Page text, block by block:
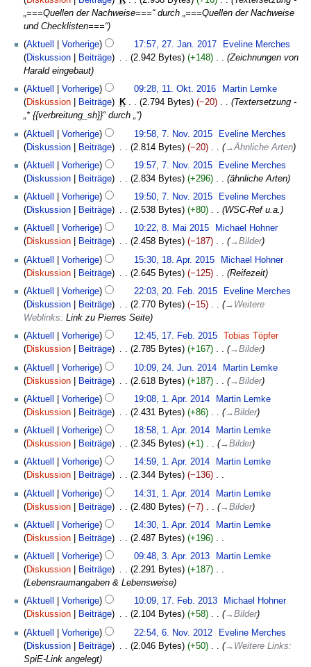
b
e
t
u
n
g
s
z
u
s
m
m
e
n
f
a
s
s
u
n
g
„===Quellen der Nachweise===“ durch „===Quellen der Nachweise
und Checklisten===“
Januar
2017
Aktuell Vorherige 17:57, 27. Jan. 2017
Eveline Merches
Diskussion
Beiträge 2.942 Bytes +148 ‎
Zeichnungen von
Harald eingebaut
11.
Oktober
2016
Aktuell Vorherige 09:28, 11. Okt. 2016
Martin Lemke
Diskussion
Beiträge K 2.794 Bytes −20 ‎
Textersetzung -
„* {{verbreitung_sh}}“ durch „“
November
Aktuell Vorherige 19:58, 7. Nov. 2015
Eveline Merches
Diskussion
Beiträge 2.814 Bytes −20 ‎ →Ähnliche Arten
Aktuell
Vorherige 19:57, 7. Nov. 2015
Eveline Merches
Diskussion
Beiträge 2.834 Bytes +296 ‎
ähnliche Arten
Aktuell
Vorherige 19:50, 7. Nov. 2015
Eveline Merches
Diskussion
Beiträge 2.538 Bytes +80 ‎ WSC-Ref u.a.
8.
Mai
Aktuell Vorherige 10:22, 8. Mai 2015
Michael Hohner
Diskussion
Beiträge 2.458 Bytes −187 ‎ →Bilder
April
Aktuell Vorherige 15:30, 18. Apr. 2015
Michael Hohner
Diskussion
Beiträge 2.645 Bytes −125 ‎ Reifezeit
Februar
2015
Aktuell Vorherige 22:03, 20. Feb. 2015
Eveline Merches
Diskussion
Beiträge 2.770 Bytes −15 ‎ → Weitere
Weblinks: Link zu Pierres Seite
17.
Februar
Aktuell Vorherige 12:45, 17. Feb. 2015
Tobias Töpfer
Diskussion
Beiträge 2.785 Bytes +167 ‎ →Bilder
Juni
2014
Aktuell Vorherige 10:09, 24. Jun. 2014
Martin Lemke
Diskussion
Beiträge 2.618 Bytes +187 ‎ →Bilder
April
Aktuell Vorherige 19:08, 1. Apr. 2014
Martin Lemke
Diskussion
Beiträge 2.431 Bytes +86 ‎ →Bilder
Aktuell
Vorherige 18:58, 1. Apr. 2014
Martin Lemke
Diskussion
Beiträge 2.345 Bytes +1 ‎ →Bilder
Aktuell
Vorherige 14:59, 1. Apr. 2014
Martin Lemke
Diskussion
Beiträge 2.344 Bytes −136 ‎
K
e
n
e
B
e
a
b
e
i
t
u
Aktuell Vorherige 14:31, 1. Apr. 2014
Martin Lemke
Diskussion
Beiträge 2.480 Bytes −7 ‎ →Bilder
Aktuell
Vorherige 14:30, 1. Apr. 2014
Martin Lemke
Diskussion
Beiträge 2.487 Bytes +196 ‎
K
e
n
e
B
e
a
r
April
2013
Aktuell Vorherige 09:48, 3. Apr. 2013
Martin Lemke
Diskussion
Beiträge 2.291 Bytes +187 ‎
Lebensraumangaben & Lebensweise
17.
Februar
Aktuell Vorherige 10:09, 17. Feb. 2013
Michael Hohner
Diskussion
Beiträge 2.104 Bytes +58 ‎ →Bilder
November
2012
Aktuell Vorherige 22:54, 6. Nov. 2012
Eveline Merches
Diskussion
Beiträge 2.046 Bytes +50 ‎ → Weitere Links:
SpiE-Link angelegt